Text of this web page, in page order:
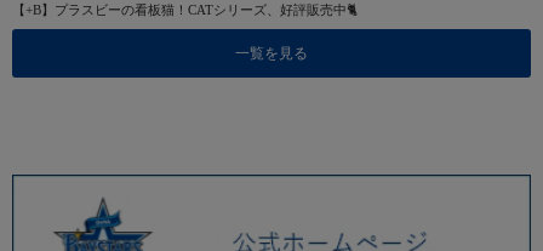
【+B】プラスビーの看板猫！CATシリーズ、好評販売中🐈
一覧を見る